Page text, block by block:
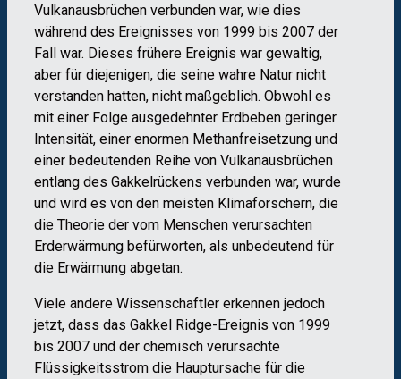
Vulkanausbrüchen verbunden war, wie dies
während des Ereignisses von 1999 bis 2007 der
Fall war. Dieses frühere Ereignis war gewaltig,
aber für diejenigen, die seine wahre Natur nicht
verstanden hatten, nicht maßgeblich. Obwohl es
mit einer Folge ausgedehnter Erdbeben geringer
Intensität, einer enormen Methanfreisetzung und
einer bedeutenden Reihe von Vulkanausbrüchen
entlang des Gakkelrückens verbunden war, wurde
und wird es von den meisten Klimaforschern, die
die Theorie der vom Menschen verursachten
Erderwärmung befürworten, als unbedeutend für
die Erwärmung abgetan.
Viele andere Wissenschaftler erkennen jedoch
jetzt, dass das Gakkel Ridge-Ereignis von 1999
bis 2007 und der chemisch verursachte
Flüssigkeitsstrom die Hauptursache für die